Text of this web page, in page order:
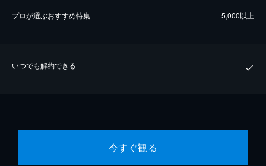
プロが選ぶおすすめ特集 5,000以上
いつでも解約できる
今すぐ観る